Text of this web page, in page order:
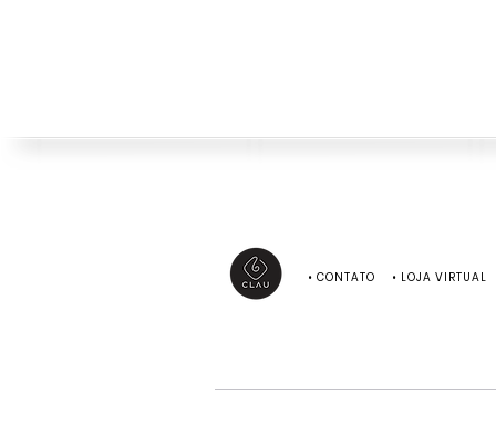
• CONTATO • LOJA VIRTUAL